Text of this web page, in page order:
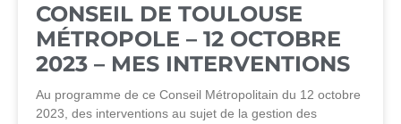
CONSEIL DE TOULOUSE
MÉTROPOLE – 12 OCTOBRE
2023 – MES INTERVENTIONS
Au programme de ce Conseil Métropolitain du 12 octobre
2023, des interventions au sujet de la gestion des